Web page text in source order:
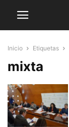
Inicio Etiquetas
mixta